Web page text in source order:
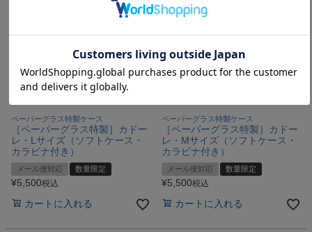
ペーパーグラス特製ケース
［ペーパーグラス特製］カドー
レ・Lサイズ（ソフトケース・
カラビナ付き）
メール便対応 数量限定
¥5,500税込
カートに入れる
ペーパーグラス特製ケース
［ペーパーグラス特製］カドー
レ・Mサイズ（ソフトケース・
カラビナ付き）
メール便対応 数量限定
¥5,500税込
カートに入れる